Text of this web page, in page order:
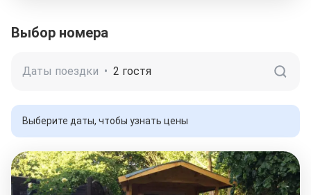
Выбор номера
Даты поездки • 2 гостя
Выберите даты, чтобы узнать цены